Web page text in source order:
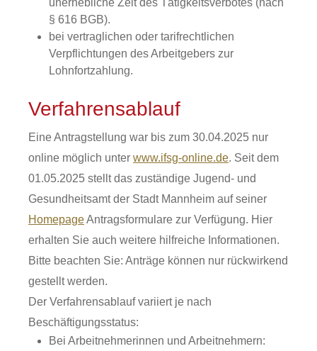
unerhebliche Zeit des Tätigkeitsverbotes (nach
§ 616 BGB).
bei vertraglichen oder tarifrechtlichen
Verpflichtungen des Arbeitgebers zur
Lohnfortzahlung.
Verfahrensablauf
Eine Antragstellung war bis zum 30.04.2025 nur
online möglich unter www.ifsg-online.de. Seit dem
01.05.2025 stellt das zuständige Jugend- und
Gesundheitsamt der Stadt Mannheim auf seiner
HomepageAntragsformulare zur Verfügung. Hier
erhalten Sie auch weitere hilfreiche Informationen.
Bitte beachten Sie: Anträge können nur rückwirkend
gestellt werden.
Der Verfahrensablauf variiert je nach
Beschäftigungsstatus:
Bei Arbeitnehmerinnen und Arbeitnehmern: